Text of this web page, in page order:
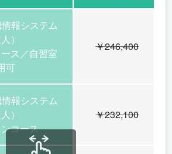
報システム
）
ス／自習室
可
￥246,400
報システム
）
コース
￥232,100